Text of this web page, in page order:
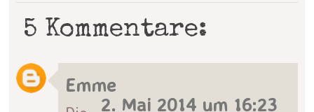
5 Kommentare:
Emme
2. Mai 2014 um 16:23